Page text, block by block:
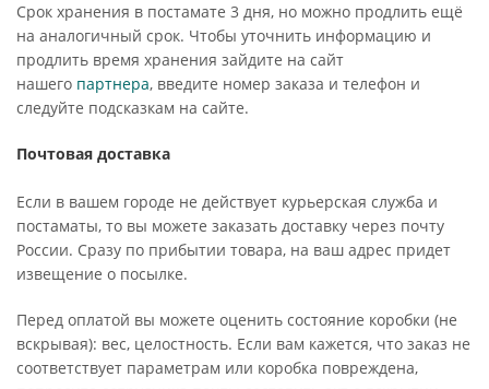
Срок хранения в постамате 3 дня, но можно продлить ещё
на аналогичный срок. Чтобы уточнить информацию и
продлить время хранения зайдите на сайт
нашего партнера, введите номер заказа и телефон и
следуйте подсказкам на сайте.
Почтовая доставка
Если в вашем городе не действует курьерская служба и
постаматы, то вы можете заказать доставку через почту
России. Сразу по прибытии товара, на ваш адрес придет
извещение о посылке.
Перед оплатой вы можете оценить состояние коробки (не
вскрывая): вес, целостность. Если вам кажется, что заказ не
соответствует параметрам или коробка повреждена,